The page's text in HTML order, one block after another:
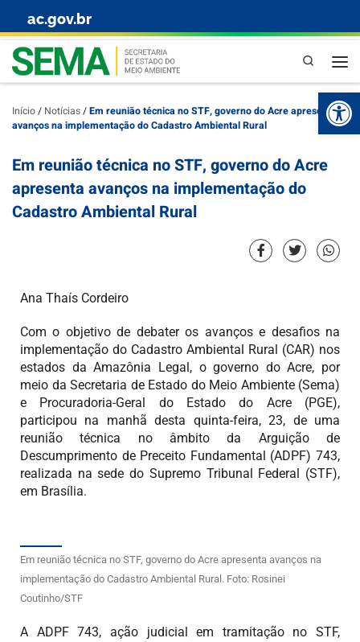
Skip to content
ac.gov.br
Pesquisa
Início/ Notícias/Em reunião técnica no STF, governo do Acre apresenta
avanços na implementação do Cadastro Ambiental Rural
Em reunião técnica no STF, governo do Acre
apresenta avanços na implementação do
Cadastro Ambiental Rural
Ana Thaís Cordeiro
Com o objetivo de debater os avanços e desafios na
implementação do Cadastro Ambiental Rural (CAR) nos
estados da Amazônia Legal, o governo do Acre, por
meio da Secretaria de Estado do Meio Ambiente (Sema)
e Procuradoria-Geral do Estado do Acre (PGE),
participou na manhã desta quinta-feira, 23, de uma
reunião técnica no âmbito da Arguição de
Descumprimento de Preceito Fundamental (ADPF) 743,
realizada na sede do Supremo Tribunal Federal (STF),
em Brasília.
Em reunião técnica no STF, governo do Acre apresenta avanços na
implementação do Cadastro Ambiental Rural. Foto: Rosinei
Coutinho/STF
A ADPF 743, ação judicial em tramitação no STF,